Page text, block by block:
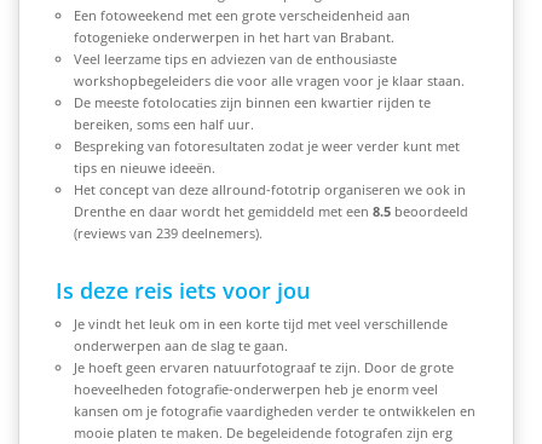
Een fotoweekend met een grote verscheidenheid aan
fotogenieke onderwerpen in het hart van Brabant.
Veel leerzame tips en adviezen van de enthousiaste
workshopbegeleiders die voor alle vragen voor je klaar staan.
De meeste fotolocaties zijn binnen een kwartier rijden te
bereiken, soms een half uur.
Bespreking van fotoresultaten zodat je weer verder kunt met
tips en nieuwe ideeën.
Het concept van deze allround-fototrip organiseren we ook in
Drenthe en daar wordt het gemiddeld met een 8.5 beoordeeld
(reviews van 239 deelnemers).
Is deze reis iets voor jou
Je vindt het leuk om in een korte tijd met veel verschillende
onderwerpen aan de slag te gaan.
Je hoeft geen ervaren natuurfotograaf te zijn. Door de grote
hoeveelheden fotografie-onderwerpen heb je enorm veel
kansen om je fotografie vaardigheden verder te ontwikkelen en
mooie platen te maken. De begeleidende fotografen zijn erg